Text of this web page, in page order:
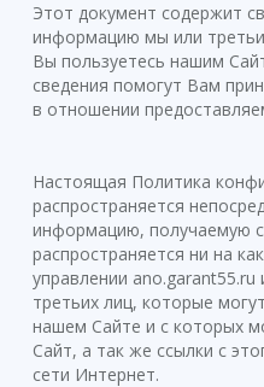
Этот документ содержит
информацию мы или
Вы пользуетесь нашим
сведения помогут Вам
в отношении
Настоящая Политика
распространяется
информацию, получаемую
распространяется ни на
управлении
третьих лиц, которые
нашем Сайте и с которых
Сайт, а так же ссылки с
сети Интернет.